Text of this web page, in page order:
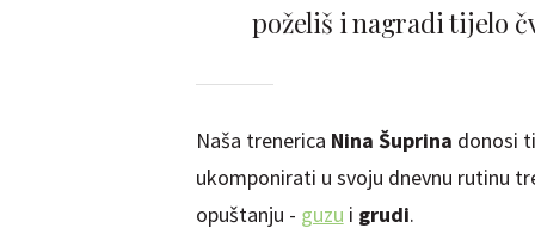
poželiš i nagradi tijelo
Naša trenerica Nina Šuprina donosi
ukomponirati u svoju dnevnu rutinu
opuštanju - guzu i grudi.